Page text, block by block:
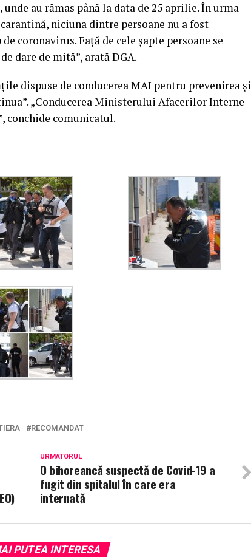
au rămas până la data de 25 aprilie. În urma
niciuna dintre persoane nu a fost
coronavirus. Faţă de cele şapte persoane se
dare de mită”, arată DGA.
dispuse de conducerea MAI pentru prevenirea şi
„Conducerea Ministerului Afacerilor Interne
conchide comunicatul.
RECOMANDAT
URMATORUL
O bihoreancă suspectă de Covid-19 a
fugit din spitalul în care era
internată
PUTEA INTERESA